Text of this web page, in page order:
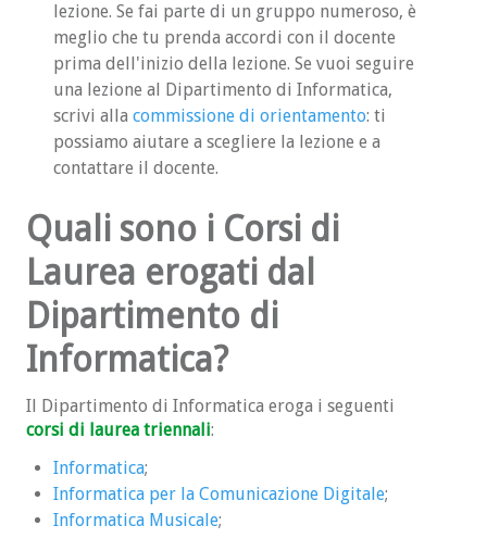
CONTATTI
Tutor peer to peer
Commissione Orientamento in Ingresso
FAQ
FAQ Futuri Studenti
VERSO IL LAVORO
lezione. Se fai parte di un gruppo numeroso, è
meglio che tu prenda accordi con il docente
prima dell'inizio della lezione. Se vuoi seguire
una lezione al Dipartimento di Informatica,
scrivi alla commissione di orientamento: ti
possiamo aiutare a scegliere la lezione e a
contattare il docente.
Quali sono i Corsi di
Laurea erogati dal
Dipartimento di
Informatica?
Il Dipartimento di Informatica eroga i seguenti
corsi di laurea triennali:
Informatica;
Informatica per la Comunicazione Digitale;
Informatica Musicale;